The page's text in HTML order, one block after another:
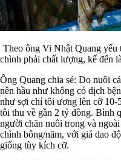
Theo ông Vi Nhật Quang yếu
chình phải chất lượng, kế đến
Ông Quang chia sẻ: Do nuôi
nên hầu như không có dịch
như sợi chỉ tôi ương lên cỡ 10-
tôi thu về gần 2 tỷ đồng. Bình
người chăn nuôi trong và
chình bông/năm, với giá dao
giống tùy kích cỡ.